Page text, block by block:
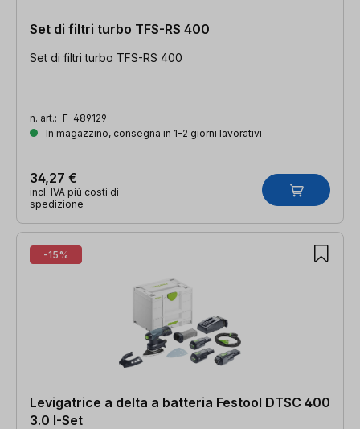
Set di filtri turbo TFS-RS 400
Set di filtri turbo TFS-RS 400
n. art.: F-489129
In magazzino, consegna in 1-2 giorni lavorativi
34,27 €
incl. IVA più costi di
spedizione
-15%
Levigatrice a delta a batteria Festool DTSC 400
3.0 I-Set